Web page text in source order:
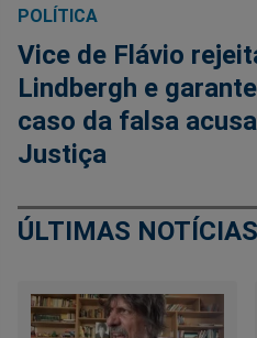
POLÍTICA
Vice de Flávio
Lindbergh e
caso da falsa
Justiça
ÚLTIMAS NOTÍCIAS